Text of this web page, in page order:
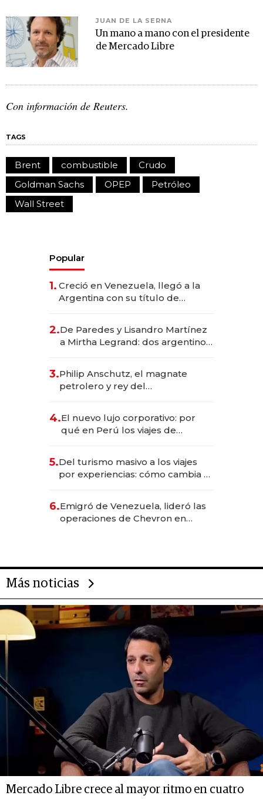
JUAN DE LA SERNA
Un mano a mano con el presidente
de Mercado Libre
Con información de Reuters.
TAGS
Brent combustible
Crudo
Goldman Sachs
OPEP
Petróleo
Wall Street
Popular
1. Creció en Venezuela, llegó a la
Argentina con su título de
las marcas "fast premium"
2.De Paredes y Lisandro Martínez
a Mirtha Legrand: dos argentinos
3.Philip Anschutz, el magnate
petrolero y rey del
Fénix
4.El nuevo lujo corporativo: por
qué en Perú los viajes de
transformadoras
5.Del turismo masivo a los viajes
por experiencias: cómo cambia el
6.Emigró de Venezuela, lideró las
operaciones de Chevron en
Más noticias
Mercado Libre crece al mayor ritmo en cuatro